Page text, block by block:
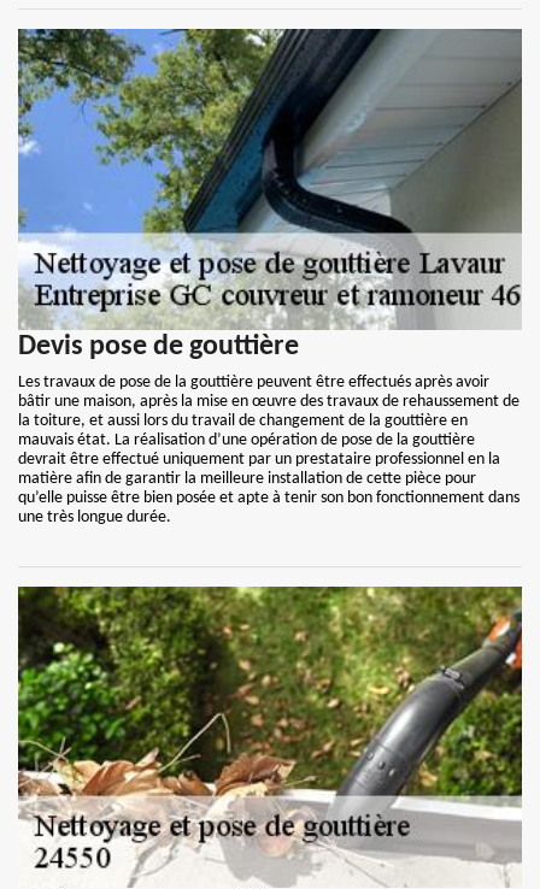
Devis pose de gouttière
Les travaux de pose de la gouttière peuvent être effectués après avoir
bâtir une maison, après la mise en œuvre des travaux de rehaussement de
la toiture, et aussi lors du travail de changement de la gouttière en
mauvais état. La réalisation d’une opération de pose de la gouttière
devrait être effectué uniquement par un prestataire professionnel en la
matière afin de garantir la meilleure installation de cette pièce pour
qu’elle puisse être bien posée et apte à tenir son bon fonctionnement dans
une très longue durée.